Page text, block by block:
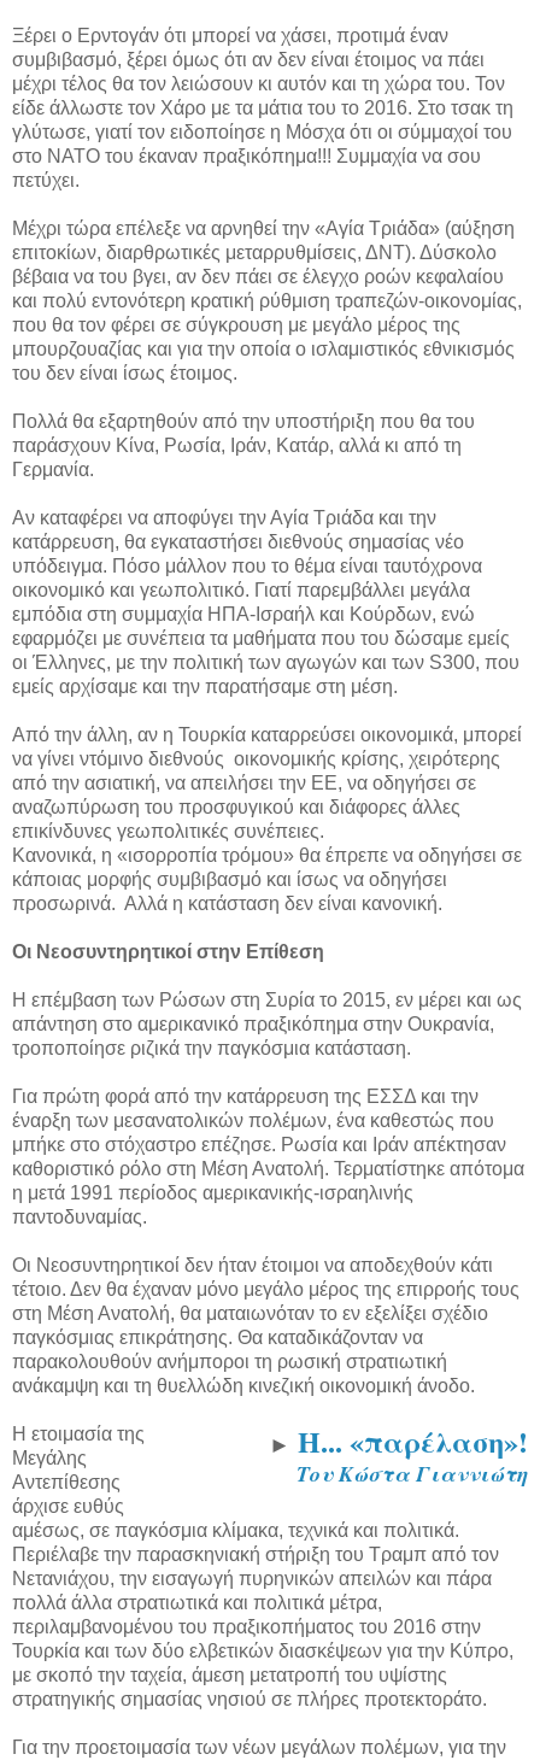
Ξέρει ο Ερντογάν ότι μπορεί να χάσει, προτιμά έναν
συμβιβασμό, ξέρει όμως ότι αν δεν είναι έτοιμος να πάει
μέχρι τέλος θα τον λειώσουν κι αυτόν και τη χώρα του. Τον
είδε άλλωστε τον Χάρο με τα μάτια του το 2016. Στο τσακ τη
γλύτωσε, γιατί τον ειδοποίησε η Μόσχα ότι οι σύμμαχοί του
στο ΝΑΤΟ του έκαναν πραξικόπημα!!! Συμμαχία να σου
πετύχει.
Μέχρι τώρα επέλεξε να αρνηθεί την «Αγία Τριάδα» (αύξηση
επιτοκίων, διαρθρωτικές μεταρρυθμίσεις, ΔΝΤ). Δύσκολο
βέβαια να του βγει, αν δεν πάει σε έλεγχο ροών κεφαλαίου
και πολύ εντονότερη κρατική ρύθμιση τραπεζών-οικονομίας,
που θα τον φέρει σε σύγκρουση με μεγάλο μέρος της
μπουρζουαζίας και για την οποία ο ισλαμιστικός εθνικισμός
του δεν είναι ίσως έτοιμος.
Πολλά θα εξαρτηθούν από την υποστήριξη που θα του
παράσχουν Κίνα, Ρωσία, Ιράν, Κατάρ, αλλά κι από τη
Γερμανία.
Αν καταφέρει να αποφύγει την Αγία Τριάδα και την
κατάρρευση, θα εγκαταστήσει διεθνούς σημασίας νέο
υπόδειγμα. Πόσο μάλλον που το θέμα είναι ταυτόχρονα
οικονομικό και γεωπολιτικό. Γιατί παρεμβάλλει μεγάλα
εμπόδια στη συμμαχία ΗΠΑ-Ισραήλ και Κούρδων, ενώ
εφαρμόζει με συνέπεια τα μαθήματα που του δώσαμε εμείς
οι Έλληνες, με την πολιτική των αγωγών και των S300, που
εμείς αρχίσαμε και την παρατήσαμε στη μέση.
Από την άλλη, αν η Τουρκία καταρρεύσει οικονομικά, μπορεί
να γίνει ντόμινο διεθνούς οικονομικής κρίσης, χειρότερης
από την ασιατική, να απειλήσει την ΕΕ, να οδηγήσει σε
αναζωπύρωση του προσφυγικού και διάφορες άλλες
επικίνδυνες γεωπολιτικές συνέπειες.
Κανονικά, η «ισορροπία τρόμου» θα έπρεπε να οδηγήσει σε
κάποιας μορφής συμβιβασμό και ίσως να οδηγήσει
προσωρινά. Αλλά η κατάσταση δεν είναι κανονική.
Οι Νεοσυντηρητικοί στην Επίθεση
Η επέμβαση των Ρώσων στη Συρία το 2015, εν μέρει και ως
απάντηση στο αμερικανικό πραξικόπημα στην Ουκρανία,
τροποποίησε ριζικά την παγκόσμια κατάσταση.
Για πρώτη φορά από την κατάρρευση της ΕΣΣΔ και την
έναρξη των μεσανατολικών πολέμων, ένα καθεστώς που
μπήκε στο στόχαστρο επέζησε. Ρωσία και Ιράν απέκτησαν
καθοριστικό ρόλο στη Μέση Ανατολή. Τερματίστηκε απότομα
η μετά 1991 περίοδος αμερικανικής-ισραηλινής
παντοδυναμίας.
Οι Νεοσυντηρητικοί δεν ήταν έτοιμοι να αποδεχθούν κάτι
τέτοιο. Δεν θα έχαναν μόνο μεγάλο μέρος της επιρροής τους
στη Μέση Ανατολή, θα ματαιωνόταν το εν εξελίξει σχέδιο
παγκόσμιας επικράτησης. Θα καταδικάζονταν να
παρακολουθούν ανήμποροι τη ρωσική στρατιωτική
ανάκαμψη και τη θυελλώδη κινεζική οικονομική άνοδο.
► Η... «παρέλαση»!
Του Κώστα Γιαννιώτη
Η ετοιμασία της
Μεγάλης
Αντεπίθεσης
άρχισε ευθύς
αμέσως, σε παγκόσμια κλίμακα, τεχνικά και πολιτικά.
Περιέλαβε την παρασκηνιακή στήριξη του Τραμπ από τον
Νετανιάχου, την εισαγωγή πυρηνικών απειλών και πάρα
πολλά άλλα στρατιωτικά και πολιτικά μέτρα,
περιλαμβανομένου του πραξικοπήματος του 2016 στην
Τουρκία και των δύο ελβετικών διασκέψεων για την Κύπρο,
με σκοπό την ταχεία, άμεση μετατροπή του υψίστης
στρατηγικής σημασίας νησιού σε πλήρες προτεκτοράτο.
Για την προετοιμασία των νέων μεγάλων πολέμων, για την